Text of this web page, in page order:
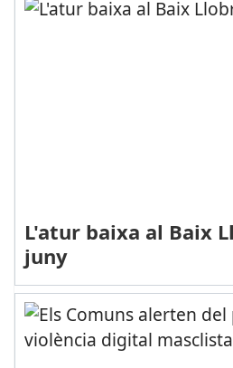
L'atur baixa al Baix
juny